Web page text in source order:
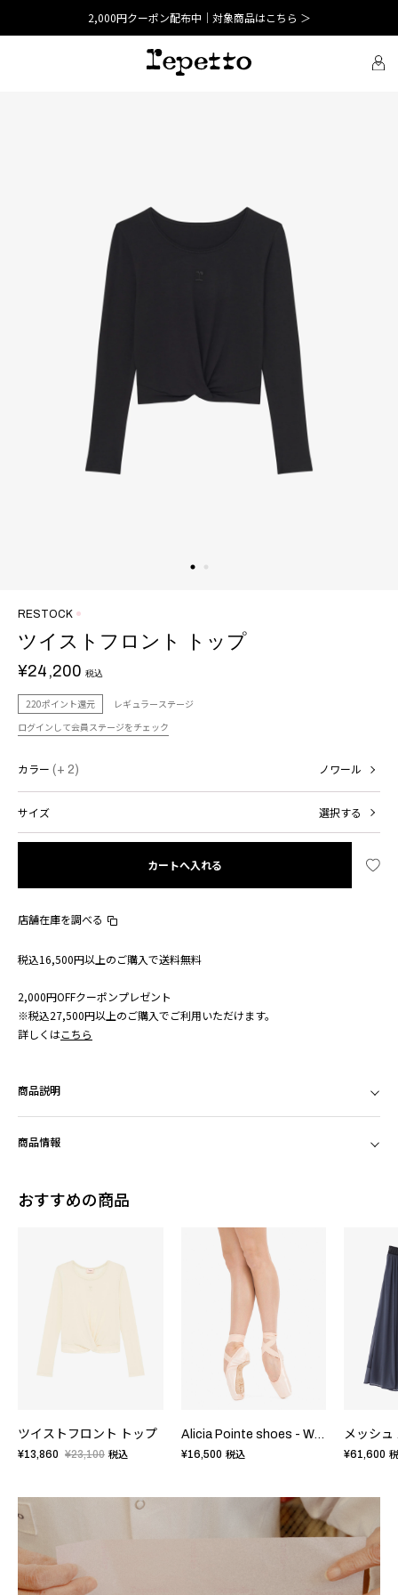
2,000円クーポン配布中｜対象商品はこちら ＞
RESTOCK
ツイストフロント トップ
¥24,200 税込
220ポイント還元
レギュラーステージ
ログインして会員ステージをチェック
カラー (+ 2) ノワール
サイズ 選択する
カートへ入れる
店舗在庫を調べる
税込16,500円以上のご購入で送料無料
2,000円OFFクーポンプレゼント
※税込27,500円以上のご購入でご利用いただけます。
詳しくはこちら
商品説明
商品情報
おすすめの商品
ツイストフロント トップ
¥13,860 ¥23,100 税込
Alicia Pointe shoes - WideBox HardSole
¥16,500 税込 ¥61,600